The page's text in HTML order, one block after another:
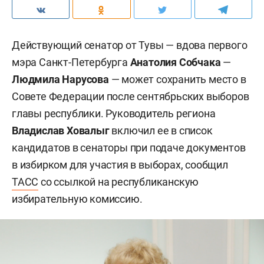
Действующий сенатор от Тувы — вдова первого
мэра Санкт-Петербурга Анатолия Собчака —
Людмила Нарусова — может сохранить место в
Совете Федерации после сентябрьских выборов
главы республики. Руководитель региона
Владислав Ховалыгвключил ее в список
кандидатов в сенаторы при подаче документов
в избирком для участия в выборах, сообщил
ТАСС со ссылкой на республиканскую
избирательную комиссию.